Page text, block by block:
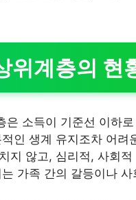
위계층의 현
은 소득이 기준선 이하
인 생계 유지조차 어
지 않고, 심리적, 사회
가족 간의 갈등이나